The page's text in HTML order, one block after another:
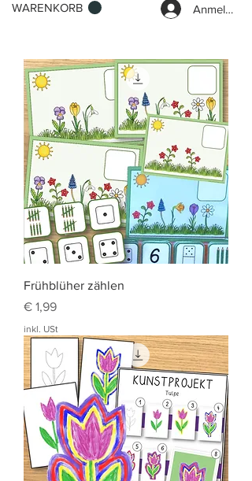
WARENKORB Anmelden
Frühblüher zählen
Preis
€ 1,99
inkl. USt